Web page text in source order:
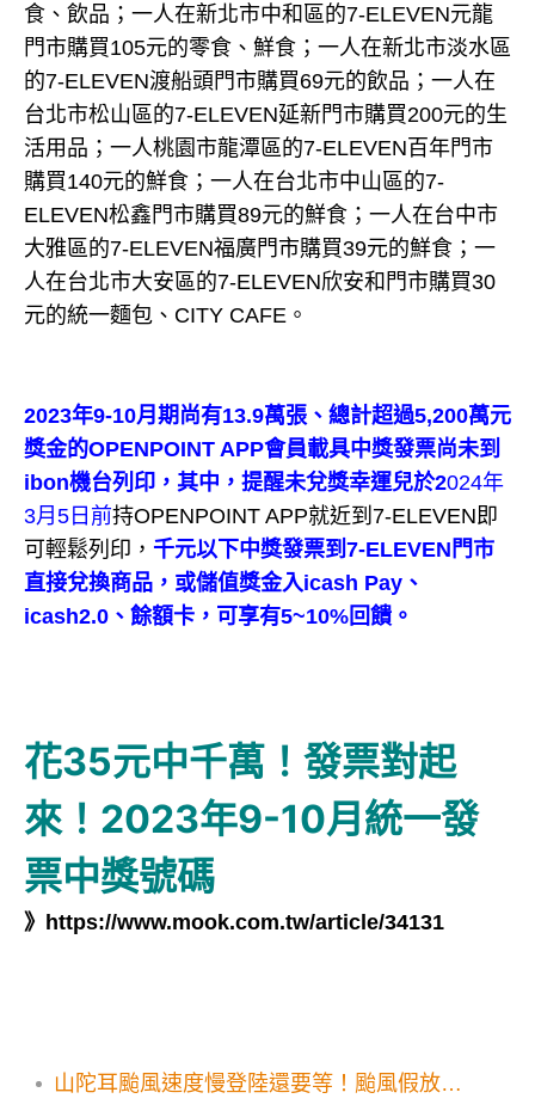
食、飲品；一人在新北市中和區的7-ELEVEN元龍
門市購買105元的零食、鮮食；一人在新北市淡水區
的7-ELEVEN渡船頭門市購買69元的飲品；一人在
台北市松山區的7-ELEVEN延新門市購買200元的生
活用品；一人桃園市龍潭區的7-ELEVEN百年門市
購買140元的鮮食；一人在台北市中山區的7-
ELEVEN松鑫門市購買89元的鮮食；一人在台中市
大雅區的7-ELEVEN福廣門市購買39元的鮮食；一
人在台北市大安區的7-ELEVEN欣安和門市購買30
元的統一麵包、CITY CAFE。
2023年9-10月期尚有13.9萬張、總計超過5,200萬元
獎金的OPENPOINT APP會員載具中獎發票尚未到
ibon機台列印，其中，提醒未兌獎幸運兒於2024年
3月5日前持OPENPOINT APP就近到7-ELEVEN即
可輕鬆列印， 千元以下中獎發票到7-ELEVEN門市
直接兌換商品，或儲值獎金入icash Pay、
icash2.0、餘額卡，可享有5~10%回饋。
花35元中千萬！發票對起
來！2023年9-10月統一發
票中獎號碼
》 https://www.mook.com.tw/article/34131
山陀耳颱風速度慢登陸還要等！颱風假放幾